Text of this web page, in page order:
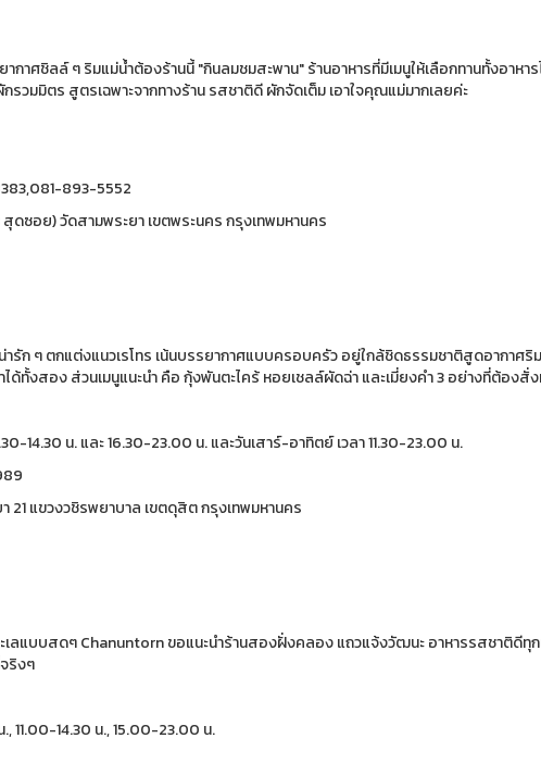
กาศชิลล์ ๆ ริมแม่น้ำต้องร้านนี้ "กินลมชมสะพาน" ร้านอาหารที่มีเมนูให้เลือกทานทั้งอาห
วมมิตร สูตรเฉพาะจากทางร้าน รสชาติดี ผักจัดเต็ม เอาใจคุณแม่มากเลยค่ะ
893-5552
ดซอย) วัดสามพระยา เขตพระนคร กรุงเทพมหานคร
ารัก ๆ ตกแต่งแนวเรโทร เน้นบรรยากาศแบบครอบครัว อยู่ใกล้ชิดธรรมชาติสูดอากาศ
ด้ทั้งสอง ส่วนเมนูแนะนำ คือ กุ้งพันตะไคร้ หอยเชลล์ผัดฉ่า และเมี่ยงคำ 3 อย่างที่ต้องสั่ง
14.30 น. และ 16.30-23.00 น. และวันเสาร์-อาทิตย์ เวลา 11.30-23.00 น.
แขวงวชิรพยาบาล เขตดุสิต กรุงเทพมหานคร
ลแบบสดๆ Chanuntorn ขอแนะนำร้านสองฝั่งคลอง แถวแจ้งวัฒนะ อาหารรสชาติดีทุก
ริงๆ
11.00-14.30 น., 15.00-23.00 น.